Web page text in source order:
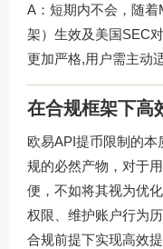
A：短期内不会，随
架）生效及美国SEC
更加严格,用户需主动
在合规框架下高
欧易API提币限制的
规的必然产物，对于
便，不如将其视为优
权限、维护账户行为
合规前提下实现高效提